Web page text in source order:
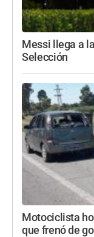
Messi llega a
Selección
Motociclista
que frenó de